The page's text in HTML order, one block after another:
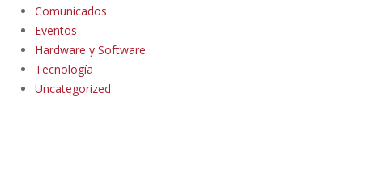
Comunicados
Eventos
Hardware y Software
Tecnología
Uncategorized